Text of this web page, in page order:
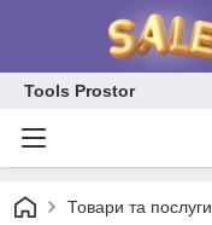
Tools Prostor
Товари та послуги